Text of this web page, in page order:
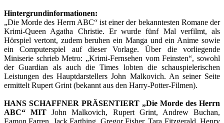
Hintergrundinformationen:
„Die Morde des Herrn ABC“ ist einer der bekanntesten Romane der
Krimi-Queen Agatha Christie. Er wurde fünf Mal verfilmt, als
Hörspiel vertont, zudem beruhen ein Manga und ein Anime sowie
ein Computerspiel auf dieser Vorlage. Über die vorliegende
Miniserie schrieb Metro: „Krimi-Fernsehen vom Feinsten“, sowohl
der Guardian als auch die Times lobten die schauspielerischen
Leistungen des Hauptdarstellers John Malkovich. An seiner Seite
ermittelt Rupert Grint (bekannt aus den Harry-Potter-Filmen).
HANS SCHAFFNER PRÄSENTIERT „Die Morde des Herrn
ABC“ MIT John Malkovich, Rupert Grint, Andrew Buchan,
Eamon Farren, Jack Farthing, Gregor Fisher, Tara Fitzgerald, Henry